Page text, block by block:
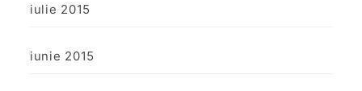
iulie 2015
iunie 2015